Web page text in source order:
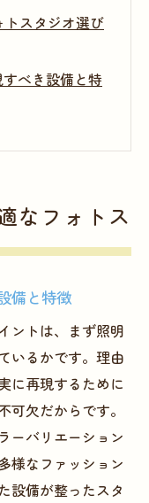
トスタジオ選び
べき設備と特
の見極め方
スタジオ活用
オの探し方
の秘訣
力を引き出す
選びのコツ
コミュニケー
なフォトス
備と特徴
ントは、まず照明
いるかです。理由
に再現するために
可欠だからです。
ーバリエーション
様なファッション
設備が整ったスタ